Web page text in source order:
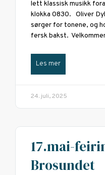
lett klassisk musikk
klokka 0830. Oliver
sørger for tonene, og
fersk bakst.
Les mer
24. juli, 2025
17.mai-
Brosundet